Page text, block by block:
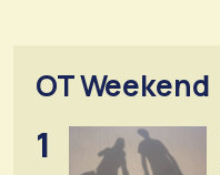
OT Weekend
1